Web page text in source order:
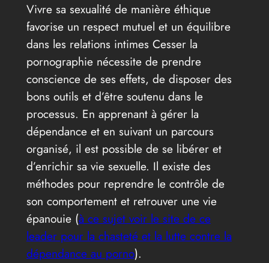
Vivre sa sexualité de manière éthique
favorise un respect mutuel et un équilibre
dans les relations intimes Cesser la
pornographie nécessite de prendre
conscience de ses effets, de disposer des
bons outils et d’être soutenu dans le
processus. En apprenant à gérer la
dépendance et en suivant un parcours
organisé, il est possible de se libérer et
d’enrichir sa vie sexuelle. Il existe des
méthodes pour reprendre le contrôle de
son comportement et retrouver une vie
épanouie (à ce sujet voir le site de ce
leader pour la chasteté et la lutte contre la
dépendance au porno).